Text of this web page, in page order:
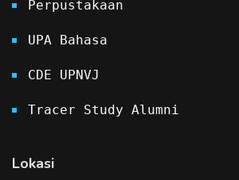
Perpustakaan
UPA Bahasa
CDE UPNVJ
Tracer Study Alumni
Lokasi